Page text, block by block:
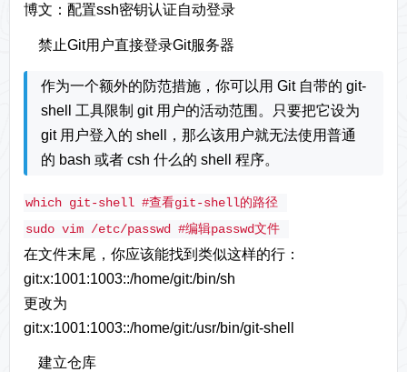
博文： 配置ssh密钥认证自动登录
禁止Git用户直接登录Git服务器
作为一个额外的防范措施，你可以用 Git 自带的 git-
shell 工具限制 git 用户的活动范围。只要把它设为
git 用户登入的 shell，那么该用户就无法使用普通
的 bash 或者 csh 什么的 shell 程序。
which git-shell #查看git-shell的路径
sudo vim /etc/passwd #编辑passwd文件
在文件末尾，你应该能找到类似这样的行：
git:x:1001:1003::/home/git:/bin/sh
更改为
git:x:1001:1003::/home/git:/usr/bin/git-shell
建立仓库